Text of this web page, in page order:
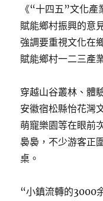
《“十四五”文化
賦能鄉村振興的意
強調要重視文化在
賦能鄉村一二三產
穿越山谷叢林、體
安徽宿松縣怡花灣
萌寵樂園等在眼前
裊裊，不少游客正
桌。
“小鎮流轉的3000